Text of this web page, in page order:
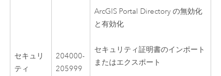
セキュリ
ティ
204000-
205999
ArcGIS Portal Directory の無効化
と有効化
セキュリティ証明書のインポート
またはエクスポート